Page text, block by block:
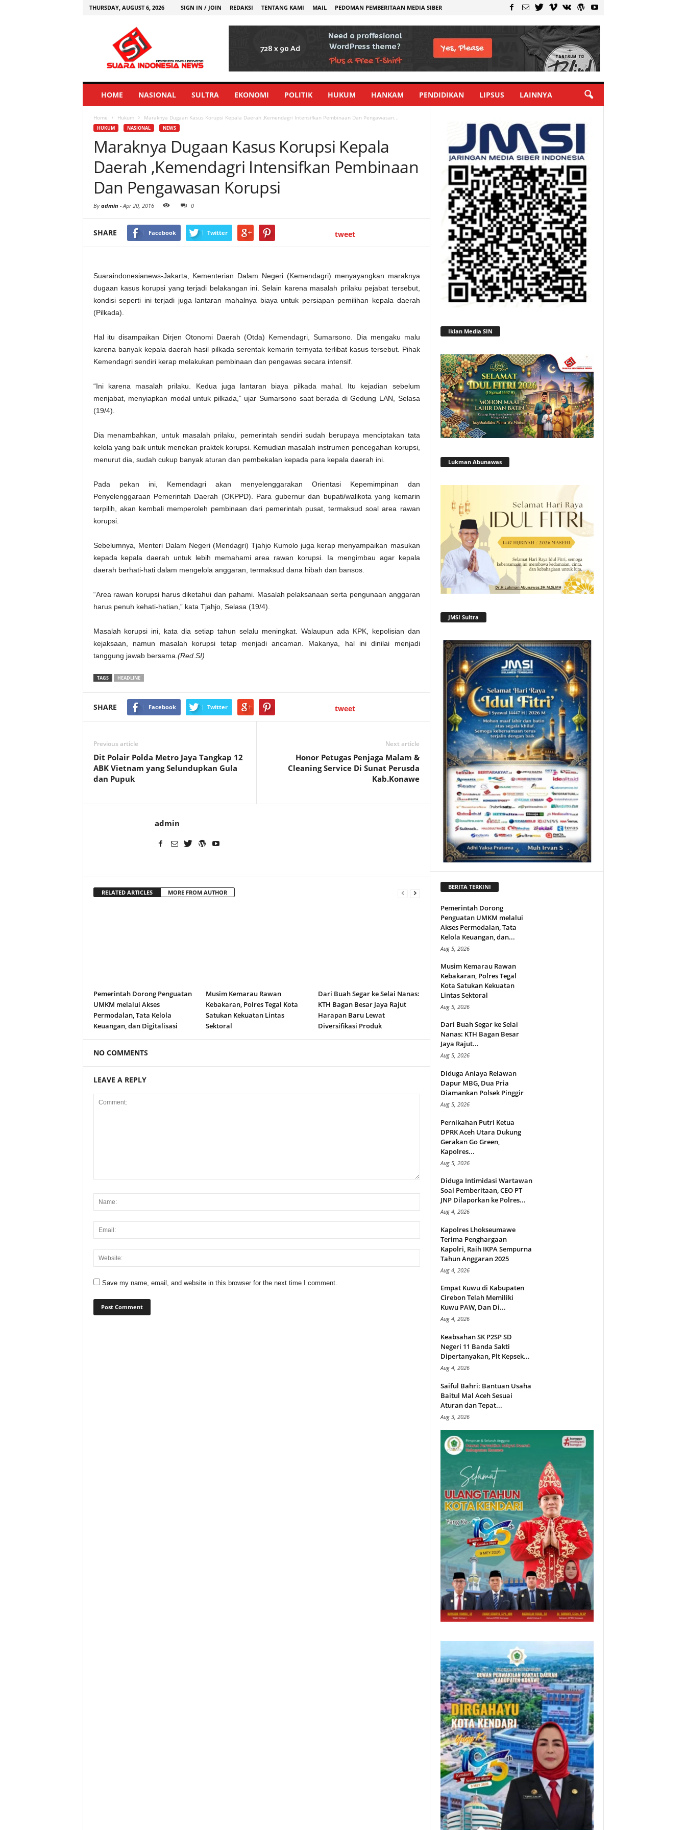
THURSDAY, AUGUST 6, 2026 SIGN IN / JOIN REDAKSI TENTANG KAMI MAIL PEDOMAN PEMBERITAAN MEDIA SIBER
HOME NASIONAL SULTRA EKONOMI POLITIK HUKUM HANKAM PENDIDIKAN LIPSUS LAINNYA
Home Hukum Maraknya Dugaan Kasus Korupsi Kepala Daerah ,Kemendagri Intensifkan Pembinaan Dan Pengawasan...
HUKUM NASIONAL NEWS
Maraknya Dugaan Kasus Korupsi Kepala
Daerah ,Kemendagri Intensifkan Pembinaan
Dan Pengawasan Korupsi
Byadmin - Apr 20, 2016 0
SHARE Facebook Twitter tweet
Suaraindonesianews-Jakarta, Kementerian Dalam Negeri (Kemendagri) menyayangkan maraknya
dugaan kasus korupsi yang terjadi belakangan ini. Selain karena masalah prilaku pejabat tersebut,
kondisi seperti ini terjadi juga lantaran mahalnya biaya untuk persiapan pemilihan kepala daerah
(Pilkada).
Hal itu disampaikan Dirjen Otonomi Daerah (Otda) Kemendagri, Sumarsono. Dia mengaku malu
karena banyak kepala daerah hasil pilkada serentak kemarin ternyata terlibat kasus tersebut. Pihak
Kemendagri sendiri kerap melakukan pembinaan dan pengawas secara intensif.
“Ini karena masalah prilaku. Kedua juga lantaran biaya pilkada mahal. Itu kejadian sebelum
menjabat, menyiapkan modal untuk pilkada,” ujar Sumarsono saat berada di Gedung LAN, Selasa
(19/4).
Dia menambahkan, untuk masalah prilaku, pemerintah sendiri sudah berupaya menciptakan tata
kelola yang baik untuk menekan praktek korupsi. Kemudian masalah instrumen pencegahan korupsi,
menurut dia, sudah cukup banyak aturan dan pembekalan kepada para kepala daerah ini.
Pada pekan ini, Kemendagri akan menyelenggarakan Orientasi Kepemimpinan dan
Penyelenggaraan Pemerintah Daerah (OKPPD). Para gubernur dan bupati/walikota yang kemarin
terpilih, akan kembali memperoleh pembinaan dari pemerintah pusat, termaksud soal area rawan
korupsi.
Sebelumnya, Menteri Dalam Negeri (Mendagri) Tjahjo Kumolo juga kerap menyampaikan masukan
kepada kepala daerah untuk lebih memahami area rawan korupsi. Ia mengimbau agar kepala
daerah berhati-hati dalam mengelola anggaran, termaksud dana hibah dan bansos.
“Area rawan korupsi harus diketahui dan pahami. Masalah pelaksanaan serta pengunaan anggaran
harus penuh kehati-hatian,” kata Tjahjo, Selasa (19/4).
Masalah korupsi ini, kata dia setiap tahun selalu meningkat. Walaupun ada KPK, kepolisian dan
kejaksaan, namun masalah korupsi tetap menjadi ancaman. Makanya, hal ini dinilai menjadi
tanggung jawab bersama. (Red.SI)
TAGS HEADLINE
SHARE Facebook Twitter tweet
Previous article
Dit Polair Polda Metro Jaya Tangkap 12
ABK Vietnam yang Selundupkan Gula
dan Pupuk
Next article
Honor Petugas Penjaga Malam &
Cleaning Service Di Sunat Perusda
Kab.Konawe
admin
RELATED ARTICLES MORE FROM AUTHOR
Pemerintah Dorong Penguatan
UMKM melalui Akses
Permodalan, Tata Kelola
Keuangan, dan Digitalisasi
Musim Kemarau Rawan
Kebakaran, Polres Tegal Kota
Satukan Kekuatan Lintas
Sektoral
Dari Buah Segar ke Selai Nanas:
KTH Bagan Besar Jaya Rajut
Harapan Baru Lewat
Diversifikasi Produk
NO COMMENTS
LEAVE A REPLY
Save my name, email, and website in this browser for the next time I comment.
Iklan Media SIN
Lukman Abunawas
JMSI Sultra
BERITA TERKINI
Pemerintah Dorong
Penguatan UMKM melalui
Akses Permodalan, Tata
Kelola Keuangan, dan...
Aug 5, 2026
Musim Kemarau Rawan
Kebakaran, Polres Tegal
Kota Satukan Kekuatan
Lintas Sektoral
Aug 5, 2026
Dari Buah Segar ke Selai
Nanas: KTH Bagan Besar
Jaya Rajut...
Aug 5, 2026
Diduga Aniaya Relawan
Dapur MBG, Dua Pria
Diamankan Polsek Pinggir
Aug 5, 2026
Pernikahan Putri Ketua
DPRK Aceh Utara Dukung
Gerakan Go Green,
Kapolres...
Aug 5, 2026
Diduga Intimidasi Wartawan
Soal Pemberitaan, CEO PT
JNP Dilaporkan ke Polres...
Aug 4, 2026
Kapolres Lhokseumawe
Terima Penghargaan
Kapolri, Raih IKPA Sempurna
Tahun Anggaran 2025
Aug 4, 2026
Empat Kuwu di Kabupaten
Cirebon Telah Memiliki
Kuwu PAW, Dan Di...
Aug 4, 2026
Keabsahan SK P2SP SD
Negeri 11 Banda Sakti
Dipertanyakan, Plt Kepsek...
Aug 4, 2026
Saiful Bahri: Bantuan Usaha
Baitul Mal Aceh Sesuai
Aturan dan Tepat...
Aug 3, 2026